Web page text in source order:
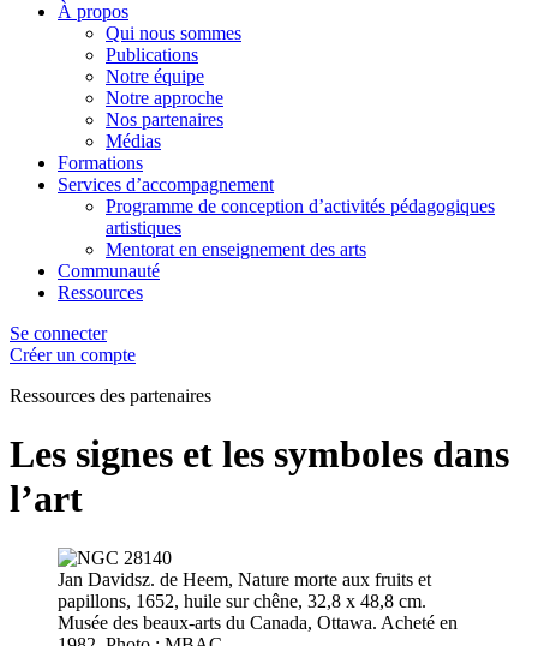
À propos
Qui nous sommes
Publications
Notre équipe
Notre approche
Nos partenaires
Médias
Formations
Services d’accompagnement
Programme de conception d’activités pédagogiques
artistiques
Mentorat en enseignement des arts
Communauté
Ressources
Se connecter
Créer un compte
Ressources des partenaires
Les signes et les symboles dans
l’art
Jan Davidsz. de Heem, Nature morte aux fruits et
papillons, 1652, huile sur chêne, 32,8 x 48,8 cm.
Musée des beaux-arts du Canada, Ottawa. Acheté en